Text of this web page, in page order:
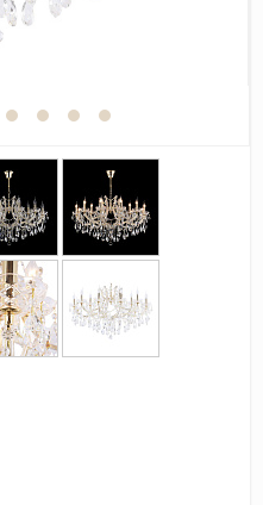
Поверхность
Полированная
Матовая
Сатинированная
Карвинг